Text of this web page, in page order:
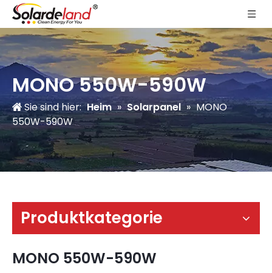
MONO 550W-590W
Sie sind hier: Heim » Solarpanel » MONO
550W-590W
Produktkategorie
MONO 550W-590W